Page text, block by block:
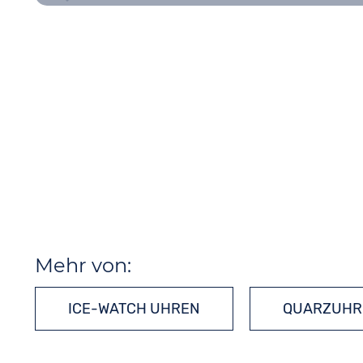
Mehr von:
ICE-WATCH UHREN